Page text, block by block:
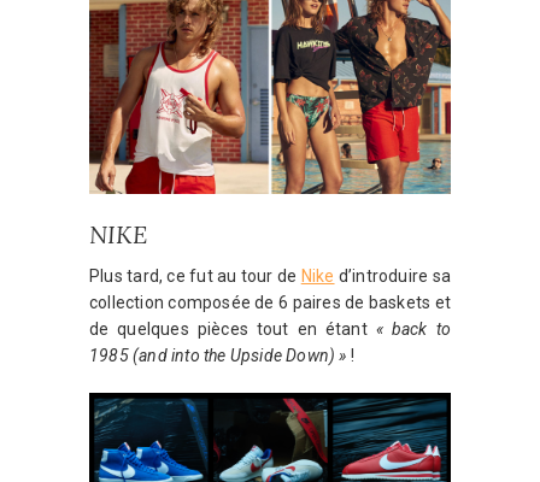
NIKE
Plus tard, ce fut au tour de Nike d’introduire sa
collection composée de 6 paires de baskets et
de quelques pièces tout en étant « back to
1985 (and into the Upside Down) » !